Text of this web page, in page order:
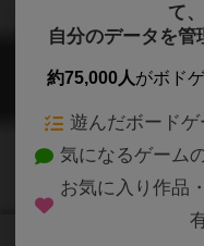
て、
自分のデータを管
約75,000人がボド
遊んだボード
気になるゲーム
お気に入り作品